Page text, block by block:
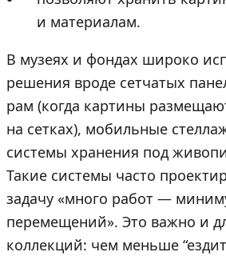
и материалам.
В музеях и фондах широко
решения вроде сетчатых
рам (когда картины
на сетках), мобильные
системы хранения под
Такие системы часто
задачу «много работ —
перемещений». Это важно и
коллекций: чем меньше